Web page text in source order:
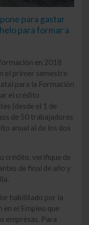
para gastar
para formar a
en 2018
el primer semestre
para la Formación
el crédito
(desde el 1 de
de 50 trabajadores
anual al de los dos
crédito, verifique de
de final de año y
habilitado por la
en el Empleo que
empresas. Para